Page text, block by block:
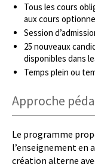
Tous les cours
aux cours
Session
25 nouveaux
disponibles dans
Temps plein ou
Approche
Le programme
l’enseignement en
création alterne